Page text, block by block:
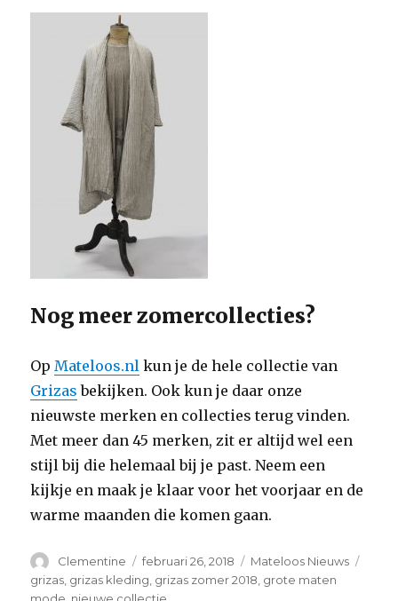
Nog meer zomercollecties?
Op Mateloos.nl kun je de hele collectie van
Grizas bekijken. Ook kun je daar onze
nieuwste merken en collecties terug vinden.
Met meer dan 45 merken, zit er altijd wel een
stijl bij die helemaal bij je past. Neem een
kijkje en maak je klaar voor het voorjaar en de
warme maanden die komen gaan.
Auteur
Clementine
Geplaatst
op
februari 26, 2018 Categorieën
Mateloos Nieuws
grizas grizas kleding grizas zomer 2018 grote maten